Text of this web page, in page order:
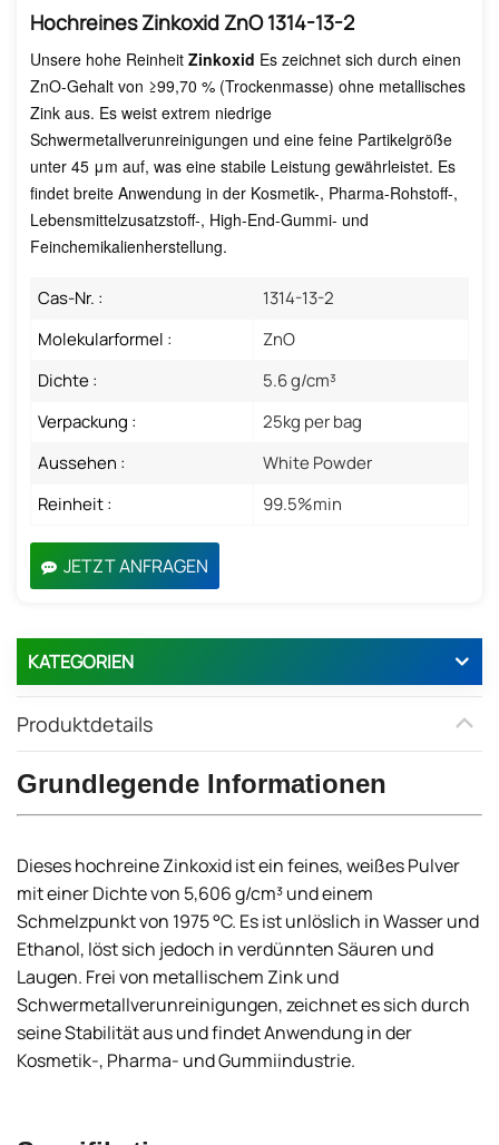
Hochreines Zinkoxid ZnO 1314-13-2
Unsere hohe Reinheit Zinkoxid Es zeichnet sich durch einen
ZnO-Gehalt von ≥99,70 % (Trockenmasse) ohne metallisches
Zink aus. Es weist extrem niedrige
Schwermetallverunreinigungen und eine feine Partikelgröße
unter 45 μm auf, was eine stabile Leistung gewährleistet. Es
findet breite Anwendung in der Kosmetik-, Pharma-Rohstoff-,
Lebensmittelzusatzstoff-, High-End-Gummi- und
Feinchemikalienherstellung.
Cas-Nr. :
1314-13-2
Molekularformel :
ZnO
Dichte :
5.6 g/cm³
Verpackung :
25kg per bag
Aussehen :
White Powder
Reinheit :
99.5%min
JETZT ANFRAGEN
KATEGORIEN
Produktdetails
Grundlegende Informationen
Dieses hochreine Zinkoxid ist ein feines, weißes Pulver
mit einer Dichte von 5,606 g/cm³ und einem
Schmelzpunkt von 1975 °C. Es ist unlöslich in Wasser und
Ethanol, löst sich jedoch in verdünnten Säuren und
Laugen. Frei von metallischem Zink und
Schwermetallverunreinigungen, zeichnet es sich durch
seine Stabilität aus und findet Anwendung in der
Kosmetik-, Pharma- und Gummiindustrie.